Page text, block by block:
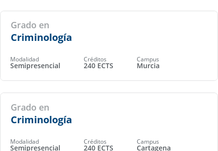
Grado en
Criminología
Modalidad
Semipresencial
Créditos
240 ECTS
Campus
Murcia
Grado en
Criminología
Modalidad
Semipresencial
Créditos
240 ECTS
Campus
Cartagena